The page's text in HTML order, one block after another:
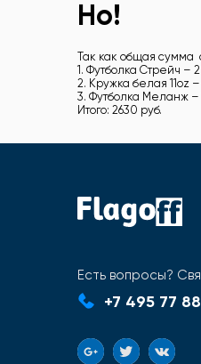
Но!
Так как общая сумма
1. Футболка Стрейч –
2. Кружка белая 11oz
3. Футболка Меланж –
Итого: 2630 руб.
Есть вопросы?
+7 495 77